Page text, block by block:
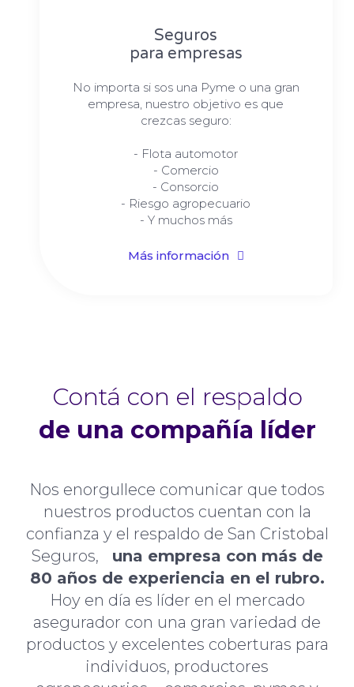
Seguros
para empresas
No importa si sos una Pyme o una gran
empresa, nuestro objetivo es que
crezcas seguro:
- Flota automotor
- Comercio
- Consorcio
- Riesgo agropecuario
- Y muchos más
Más información
Contá con el respaldo
de una compañía líder
Nos enorgullece comunicar que todos
nuestros productos cuentan con la
confianza y el respaldo de San Cristobal
Seguros, una empresa con más de
80 años de experiencia en el rubro.
Hoy en día es líder en el mercado
asegurador con una gran variedad de
productos y excelentes coberturas para
individuos, productores